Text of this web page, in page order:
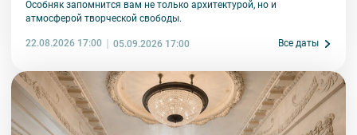
Особняк запомнится вам не только архитектурой, но и
атмосферой творческой свободы.
22.08.2026 17:00 05.09.2026 17:00 Все даты